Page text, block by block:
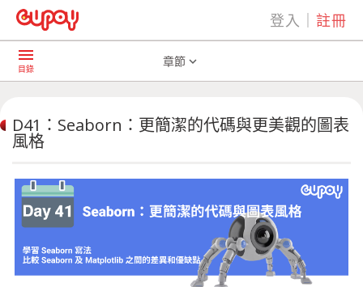
登入 ｜註冊
AI共學社群play_arrow D41：Seaborn：更簡潔的代碼與更美觀的圖表風格
menu
目錄
章節 expand_more
D41：Seaborn：更簡潔的代碼與更美觀的圖表
風格